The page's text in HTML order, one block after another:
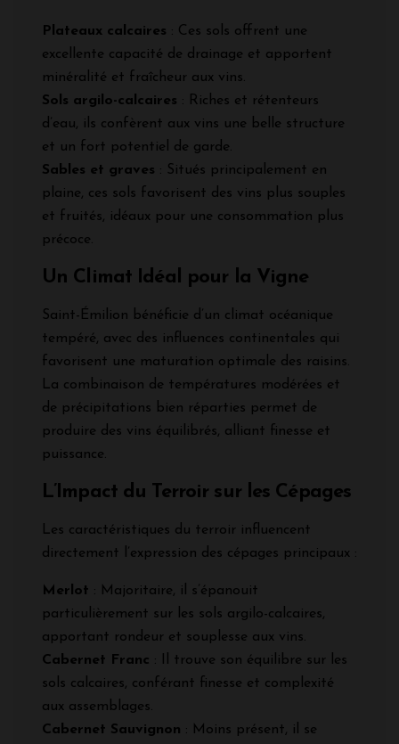
Plateaux calcaires : Ces sols offrent une
excellente capacité de drainage et apportent
minéralité et fraîcheur aux vins.
Sols argilo-calcaires : Riches et rétenteurs
d’eau, ils confèrent aux vins une belle structure
et un fort potentiel de garde.
Sables et graves : Situés principalement en
plaine, ces sols favorisent des vins plus souples
et fruités, idéaux pour une consommation plus
précoce.
Un Climat Idéal pour la Vigne
Saint-Émilion bénéficie d’un climat océanique
tempéré, avec des influences continentales qui
favorisent une maturation optimale des raisins.
La combinaison de températures modérées et
de précipitations bien réparties permet de
produire des vins équilibrés, alliant finesse et
puissance.
L’Impact du Terroir sur les Cépages
Les caractéristiques du terroir influencent
directement l’expression des cépages principaux :
Merlot : Majoritaire, il s’épanouit
particulièrement sur les sols argilo-calcaires,
apportant rondeur et souplesse aux vins.
Cabernet Franc : Il trouve son équilibre sur les
sols calcaires, conférant finesse et complexité
aux assemblages.
Cabernet Sauvignon : Moins présent, il se